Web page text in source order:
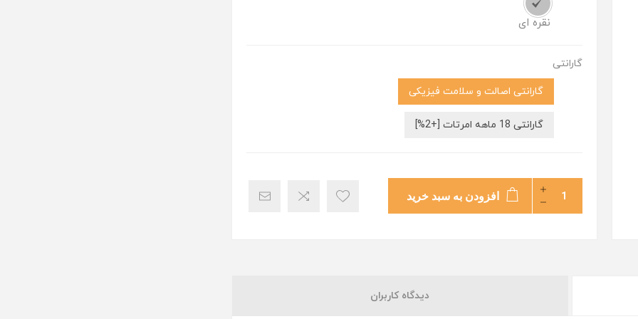
نقره ای
گارانتی
گارانتی اصالت و سلامت فیزیکی
گارانتی 18 ماهه امرتات [+2%]
افزودن به سبد خرید
دیدگاه کاربران